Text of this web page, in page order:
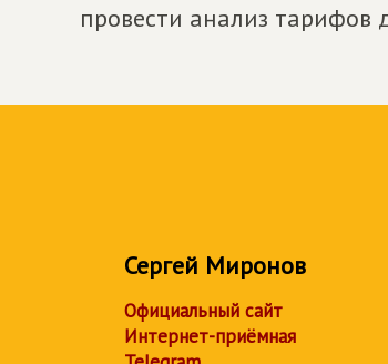
провести анализ тарифов
Сергей Миронов
Официальный сайт
Интернет-приёмная